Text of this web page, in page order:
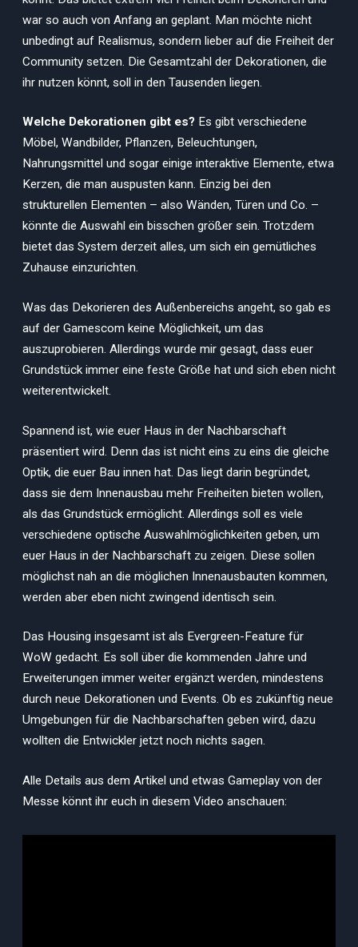
war so auch von Anfang an geplant. Man möchte nicht
unbedingt auf Realismus, sondern lieber auf die Freiheit der
Community setzen. Die Gesamtzahl der Dekorationen, die
ihr nutzen könnt, soll in den Tausenden liegen.
Welche Dekorationen gibt es? Es gibt verschiedene
Möbel, Wandbilder, Pflanzen, Beleuchtungen,
Nahrungsmittel und sogar einige interaktive Elemente, etwa
Kerzen, die man auspusten kann. Einzig bei den
strukturellen Elementen – also Wänden, Türen und Co. –
könnte die Auswahl ein bisschen größer sein. Trotzdem
bietet das System derzeit alles, um sich ein gemütliches
Zuhause einzurichten.
Was das Dekorieren des Außenbereichs angeht, so gab es
auf der Gamescom keine Möglichkeit, um das
auszuprobieren. Allerdings wurde mir gesagt, dass euer
Grundstück immer eine feste Größe hat und sich eben nicht
weiterentwickelt.
Spannend ist, wie euer Haus in der Nachbarschaft
präsentiert wird. Denn das ist nicht eins zu eins die gleiche
Optik, die euer Bau innen hat. Das liegt darin begründet,
dass sie dem Innenausbau mehr Freiheiten bieten wollen,
als das Grundstück ermöglicht. Allerdings soll es viele
verschiedene optische Auswahlmöglichkeiten geben, um
euer Haus in der Nachbarschaft zu zeigen. Diese sollen
möglichst nah an die möglichen Innenausbauten kommen,
werden aber eben nicht zwingend identisch sein.
Das Housing insgesamt ist als Evergreen-Feature für
WoW gedacht. Es soll über die kommenden Jahre und
Erweiterungen immer weiter ergänzt werden, mindestens
durch neue Dekorationen und Events. Ob es zukünftig neue
Umgebungen für die Nachbarschaften geben wird, dazu
wollten die Entwickler jetzt noch nichts sagen.
Alle Details aus dem Artikel und etwas Gameplay von der
Messe könnt ihr euch in diesem Video anschauen: